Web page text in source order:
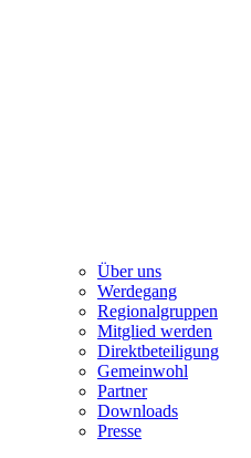
Über uns
Werdegang
Regionalgruppen
Mitglied werden
Direktbeteiligung
Gemeinwohl
Partner
Downloads
Presse